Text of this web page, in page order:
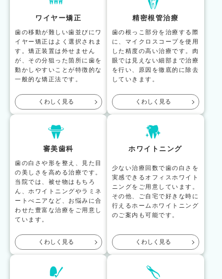
ワイヤー矯正
歯の移動が難しい歯並びにワ
イヤー矯正はよく選択されま
す。矯正装置は外せません
が、その分狙った箇所に歯を
動かしやすいことが特徴的な
一般的な矯正法です。
くわしく見る
精密根管治療
歯の根っこ部分を治療する際
に、マイクロスコープを使用
した精度の高い治療です。肉
眼では見えない細部まで治療
を行い、原因を徹底的に除去
していきます。
くわしく見る
審美歯科
歯の白さや形を整え、見た目
の美しさを高める治療です。
当院では、被せ物はもちろ
ん、ホワイトニングやラミネ
ートべニアなど、お悩みに合
わせた豊富な治療をご用意し
ています。
くわしく見る
ホワイトニング
少ない治療回数で歯の白さを
実感できるオフィスホワイト
ニングをご用意しています。
その他、ご自宅で好きな時に
行えるホームホワイトニング
のご案内も可能です。
くわしく見る